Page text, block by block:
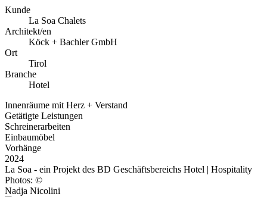
Kunde
La Soa Chalets
Architekt/en
Köck + Bachler GmbH
Ort
Tirol
Branche
Hotel
Innenräume mit Herz + Verstand
Getätigte Leistungen
Schreinerarbeiten
Einbaumöbel
Vorhänge
2024
La Soa - ein Projekt des BD Geschäftsbereichs Hotel | Hospitality
Photos: ©
Nadja Nicolini